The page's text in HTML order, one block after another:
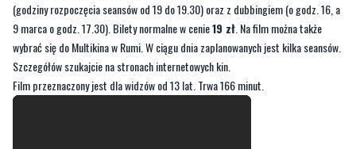
(godziny rozpoczęcia seansów od 19 do 19.30) oraz z dubbingiem (o godz. 16, a
9 marca o godz. 17.30). Bilety normalne w cenie19 zł. Na film można także
wybrać się do Multikina w Rumi. W ciągu dnia zaplanowanych jest kilka seansów.
Szczegółów szukajcie na stronach internetowych kin.
Film przeznaczony jest dla widzów od 13 lat. Trwa 166 minut.